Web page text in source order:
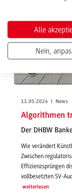
11.05.2026 | News
Algorithmen
Der DHBW
Wie verändert
Zwischen
Effizienzsprüngen
vollbesetzten SV-
weiterlesen
Alle
Nein,